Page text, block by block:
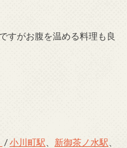
すがお腹を温める料理も良
/小川町駅 新御茶ノ水駅